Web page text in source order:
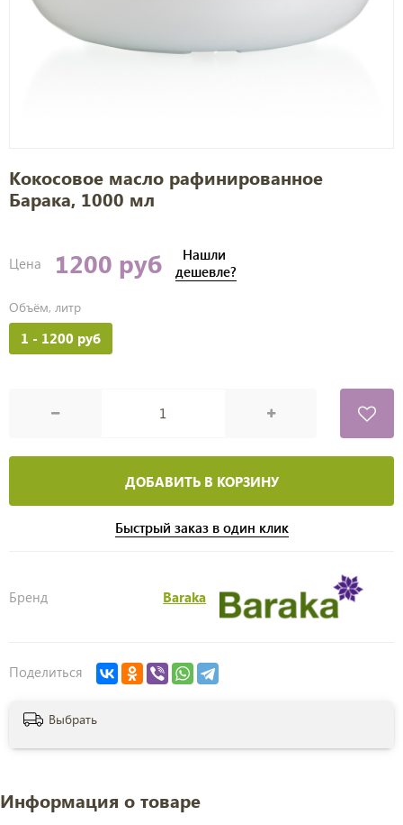
Кокосовое масло рафинированное
Барака, 1000 мл
Цена 1200 руб
Нашли
дешевле?
Объём, литр
1 - 1200 руб
ДОБАВИТЬ В КОРЗИНУ
Быстрый заказ в один клик
Бренд Baraka
Поделиться
Выбрать
Информация о товаре